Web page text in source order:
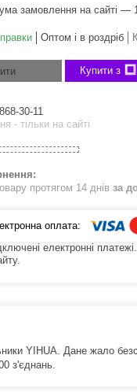
замовлення на сайті —
Оптом і в роздріб
Купити з
30-11
- тільки на сайті
протягом 14 днів за
електронні
YIHUA. Дане жало
з'єднань.